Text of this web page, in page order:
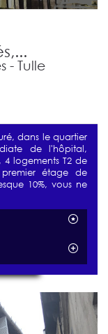
- Tulle
dans le quartier
de l'hôpital,
4 logements T2 de
étage de
10%, vous ne